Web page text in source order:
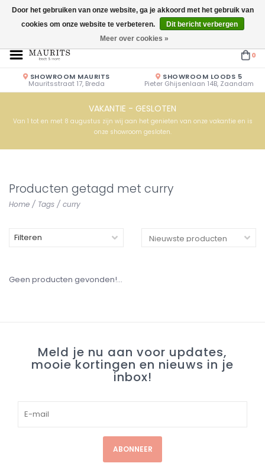
Openingstijden: Vrijdag & Zaterdag 10.00u - 17.00u of op afspraak!
0
SHOWROOM MAURITS
Mauritsstraat 17, Breda
SHOWROOM LOODS 5
Pieter Ghijsenlaan 14B, Zaandam
VAKANTIE - GESLOTEN
Van 1 tot en met 8 augustus zijn wij aan het genieten van onze vakantie en is
onze showroom gesloten.
Producten getagd met curry
Home / Tags / curry
Filteren
Geen producten gevonden!...
Meld je nu aan voor updates,
mooie kortingen en nieuws in je
inbox!
ABONNEER
Door het gebruiken van onze website, ga je akkoord met het gebruik van
cookies om onze website te verbeteren.
Dit bericht verbergen
Meer over cookies »